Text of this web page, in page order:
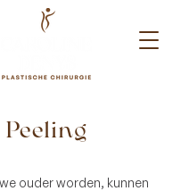
Peeling
ouder worden, kunnen